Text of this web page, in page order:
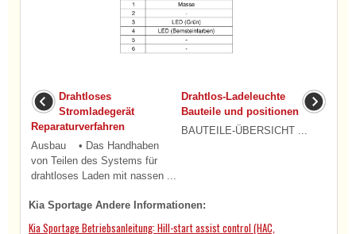
Drahtloses
Stromladegerät
Reparaturverfahren
Ausbau • Das Handhaben
von Teilen des Systems für
drahtloses Laden mit nassen ...
Drahtlos-Ladeleuchte
Bauteile und positionen
BAUTEILE-ÜBERSICHT ...
Kia Sportage Andere Informationen:
Kia Sportage Betriebsanleitung: Hill-start assist control (HAC,